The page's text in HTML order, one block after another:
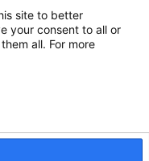
site to better
your consent to all or
all. For more